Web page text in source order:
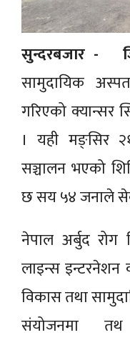
सुन्दरबजार -
सामुदायिक
गरिएको क्यान्सर
। यही मङ्सिर
सञ्चालन भएको
छ सय ५४ जनाले
नेपाल अर्बुद रोग
लाइन्स इन्टरनेशन
विकास तथा
संयोजनमा